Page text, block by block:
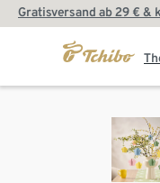
Gratisversand ab 29 € &